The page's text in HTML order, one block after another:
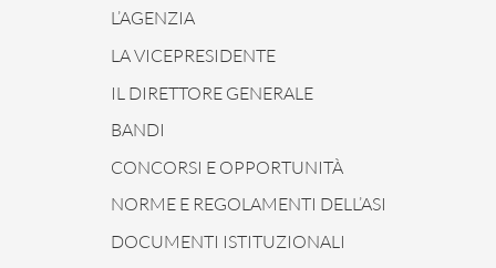
L’AGENZIA
LA VICEPRESIDENTE
IL DIRETTORE GENERALE
BANDI
CONCORSI E OPPORTUNITÀ
NORME E REGOLAMENTI DELL’ASI
DOCUMENTI ISTITUZIONALI